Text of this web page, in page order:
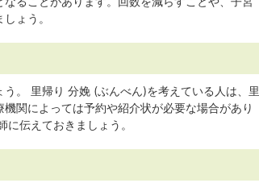
ょう。
。 里帰り 分娩 (ぶんべん)を考えている人は、里
関によっては予約や紹介状が必要な場合があり
伝えておきましょう。